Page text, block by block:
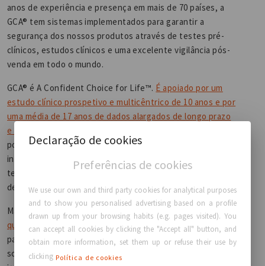
anos de experiência e presença em mais de 70 países, a
GCA® tem sistemas implementados para garantir a
segurança dos nossos produtos através de testes pré-
clínicos, estudos clínicos e uma excelente vigilância pós-
venda em todo o mundo.
GCA® é A Confident Choice for Life™. É apoiado por um
estudo clínico prospetivo e multicêntrico de 10 anos e por
uma média de 17 anos de dados alargados de longo prazo
e de elevada satisfação dos pacientes.
portefólio de implantes mais abrangente da indústria,
incluindo expansores mamários, faciais, corporais e de
tecidos, proporcionando aos cirurgiões opções cirúrgicas
de qualidade.
Mais do que um fabricante europeu de
implantes de alta
qualidade, a GCA® orgulha-se de apoiar os cirurgiões e as
pacientes através da integração e do desenvolvimento de
soluções concebidas para apoiar o melhor resultado na
Declaração de cookies
Preferências de cookies
We use our own and third party cookies for analytical purposes
and to show you personalised advertising based on a profile
drawn up from your browsing habits (e.g. pages visited). You
can accept all cookies by clicking the "Accept all" button, and
obtain more information, set them up or refuse their use by
clicking Política de cookies